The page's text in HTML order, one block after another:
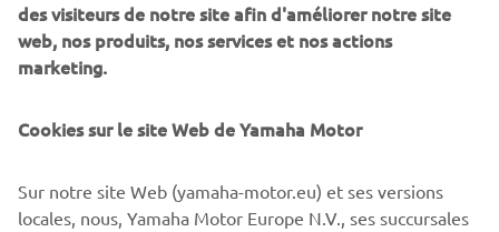
Silvano Dragonetti
des visiteurs de notre site afin d'améliorer notre site
web, nos produits, nos services et nos actions
marketing.
Cookies sur le site Web de Yamaha Motor
Sur notre site Web (yamaha-motor.eu) et ses versions
locales, nous, Yamaha Motor Europe N.V., ses succursales